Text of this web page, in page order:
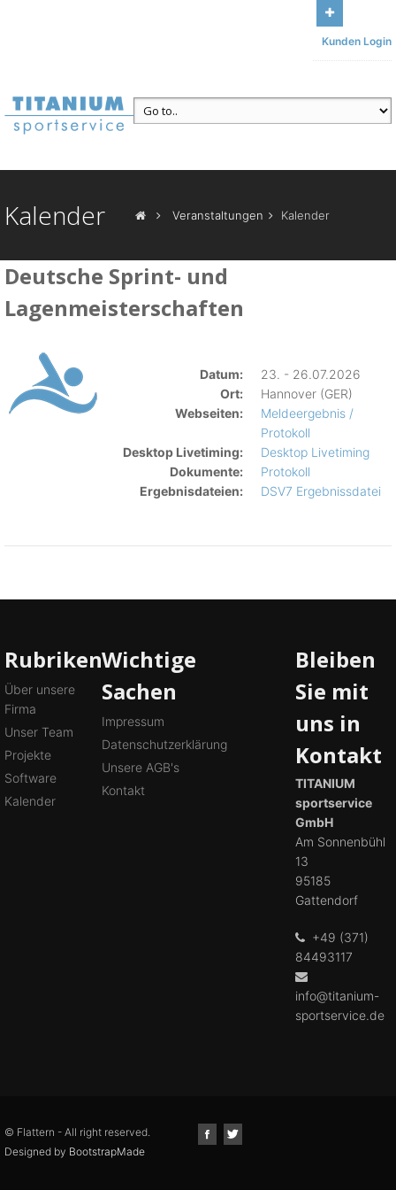
Unser Büro: Am Sonnenbühl 13,
Kunden Login
Kalender Veranstaltungen Kalender
Deutsche Sprint- und
Lagenmeisterschaften
Datum:
23. - 26.07.2026
Ort:
Hannover (GER)
Webseiten:
Meldeergebnis /
Protokoll
Desktop Livetiming:
Desktop Livetiming
Dokumente:
Protokoll
Ergebnisdateien:
DSV7 Ergebnissdatei
Rubriken
Über unsere
Firma
Unser Team
Projekte
Software
Kalender
Wichtige
Sachen
Impressum
Datenschutzerklärung
Unsere AGB's
Kontakt
Bleiben
Sie mit
uns in
Kontakt
TITANIUM
sportservice
GmbH
Am Sonnenbühl
13
95185
Gattendorf
+49 (371)
84493117
info@titanium-
sportservice.de
© Flattern - All right reserved.
Designed by BootstrapMade